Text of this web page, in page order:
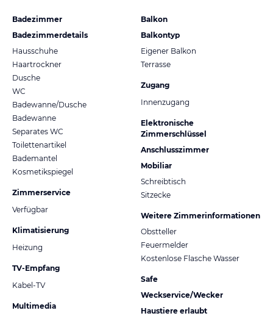
Badezimmer
Badezimmerdetails
Hausschuhe
Haartrockner
Dusche
WC
Badewanne/Dusche
Badewanne
Separates WC
Toilettenartikel
Bademantel
Kosmetikspiegel
Zimmerservice
Verfügbar
Klimatisierung
Heizung
TV-Empfang
Kabel-TV
Multimedia
Balkon
Balkontyp
Eigener Balkon
Terrasse
Zugang
Innenzugang
Elektronische
Zimmerschlüssel
Anschlusszimmer
Mobiliar
Schreibtisch
Sitzecke
Weitere Zimmerinformationen
Obstteller
Feuermelder
Kostenlose Flasche Wasser
Safe
Weckservice/Wecker
Haustiere erlaubt